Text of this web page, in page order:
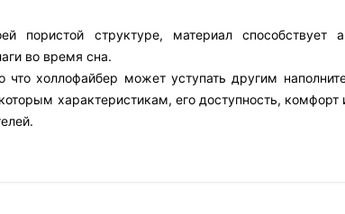
пористой структуре, материал
во время сна.
что холлофайбер может уступать другим
характеристикам, его доступность,